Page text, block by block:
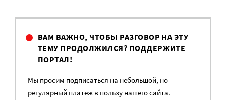
ВАМ ВАЖНО, ЧТОБЫ РАЗГОВОР НА ЭТУ
ТЕМУ ПРОДОЛЖИЛСЯ? ПОДДЕРЖИТЕ
ПОРТАЛ!
Мы просим подписаться на небольшой, но
регулярный платеж в пользу нашего сайта.